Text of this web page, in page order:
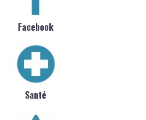
Facebook
Santé